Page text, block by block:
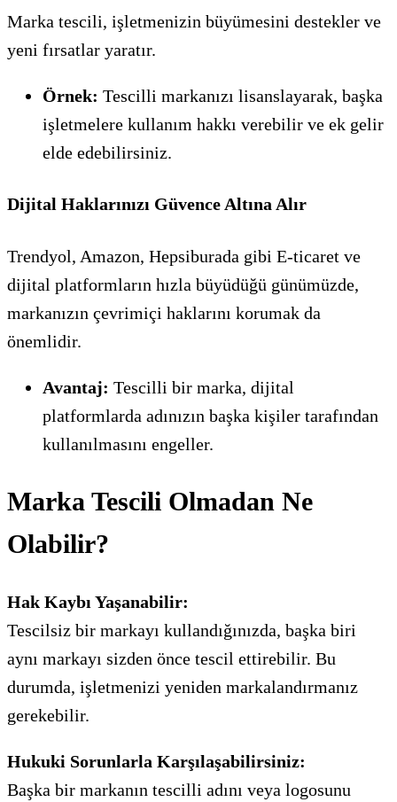
Marka tescili, işletmenizin büyümesini destekler ve
yeni fırsatlar yaratır.
Örnek: Tescilli markanızı lisanslayarak, başka
işletmelere kullanım hakkı verebilir ve ek gelir
elde edebilirsiniz.
Dijital Haklarınızı Güvence Altına Alır
Trendyol, Amazon, Hepsiburada gibi E-ticaret ve
dijital platformların hızla büyüdüğü günümüzde,
markanızın çevrimiçi haklarını korumak da
önemlidir.
Avantaj: Tescilli bir marka, dijital
platformlarda adınızın başka kişiler tarafından
kullanılmasını engeller.
Marka Tescili Olmadan Ne
Olabilir?
Hak Kaybı Yaşanabilir:
Tescilsiz bir markayı kullandığınızda, başka biri
aynı markayı sizden önce tescil ettirebilir. Bu
durumda, işletmenizi yeniden markalandırmanız
gerekebilir.
Hukuki Sorunlarla Karşılaşabilirsiniz:
Başka bir markanın tescilli adını veya logosunu